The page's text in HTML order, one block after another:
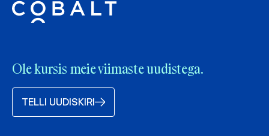
Ole kursis meie viimaste uudistega.
TELLI UUDISKIRI